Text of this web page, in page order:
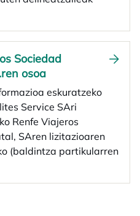
Sociedad
osoa
eskuratzeko
Service SAri
Renfe Viajeros
SAren lizitazioaren
(baldintza partikularren